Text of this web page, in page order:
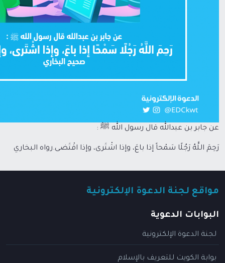
عن جابر بن عبدالله قال رسول الله ﷺ :
رَحِمَ اللَّهُ رَجُلًا سَمْحاً إذا باعَ، وإذا اشْتَرى، وإذا اقْتَضى.رواه البخاري
مواقع لجنة الدعوة الإلكترونية
البوابات الدعوية
لجنة الدعوة الإلكترونية
بوابة الكويت للتعريف بالإسلام